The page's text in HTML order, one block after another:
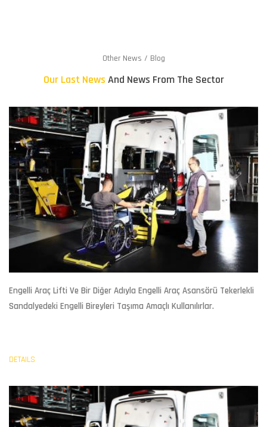
Other News / Blog
Our Last News And News From The Sector
Engelli Araç Lifti Ve Bir Diğer Adıyla Engelli Araç Asansörü Tekerlekli
Sandalyedeki Engelli Bireyleri Taşıma Amaçlı Kullanılırlar.
DETAILS